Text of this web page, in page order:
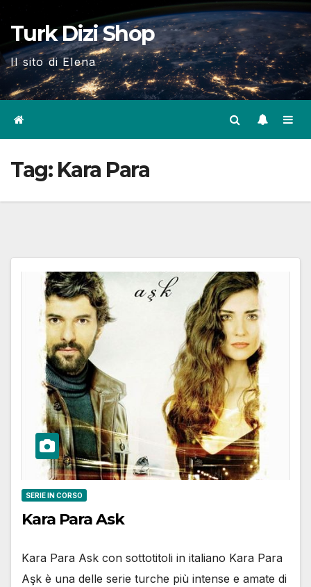
Skip
content
Turk Dizi Shop
Il sito di Elena
Tag: Kara Para
SERIE IN CORSO
Kara Para Ask
Kara Para Ask con sottotitoli in italiano Kara Para
Aşk è una delle serie turche più intense e amate di